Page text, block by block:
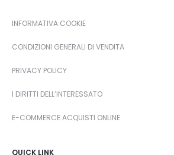
INFORMATIVA COOKIE
CONDIZIONI GENERALI DI VENDITA
PRIVACY POLICY
I DIRITTI DELL’INTERESSATO
E-COMMERCE ACQUISTI ONLINE
QUICK LINK